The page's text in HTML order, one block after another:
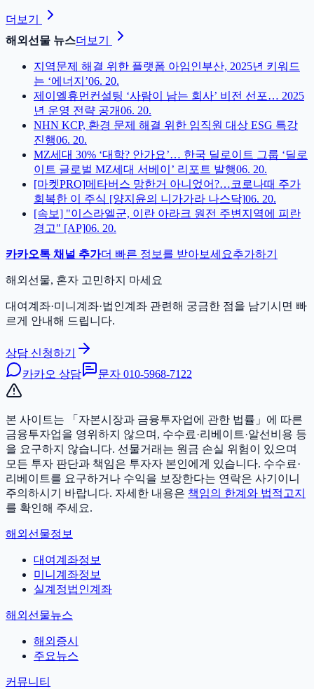
더보기
해외선물 뉴스더보기
지역문제 해결 위한 플랫폼 아임인부산, 2025년 키워드
는 ‘에너지’06. 20.
제이엘휴먼컨설팅 ‘사람이 남는 회사’ 비전 선포… 2025
년 운영 전략 공개06. 20.
NHN KCP, 환경 문제 해결 위한 임직원 대상 ESG 특강
진행06. 20.
MZ세대 30% ‘대학? 안가요’… 한국 딜로이트 그룹 ‘딜로
이트 글로벌 MZ세대 서베이’ 리포트 발행06. 20.
[마켓PRO]메타버스 망한거 아니었어?…코로나때 주가
회복한 이 주식 [양지윤의 니가가라 나스닥]06. 20.
[속보] "이스라엘군, 이란 아라크 원전 주변지역에 피란
경고" [AP]06. 20.
카카오톡 채널 추가더 빠른 정보를 받아보세요추가하기
해외선물, 혼자 고민하지 마세요
대여계좌·미니계좌·법인계좌 관련해 궁금한 점을 남기시면 빠
르게 안내해 드립니다.
상담 신청하기
카카오 상담
문자 010-5968-7122
본 사이트는 「자본시장과 금융투자업에 관한 법률」에 따른
금융투자업을 영위하지 않으며, 수수료·리베이트·알선비용 등
을 요구하지 않습니다. 선물거래는 원금 손실 위험이 있으며
모든 투자 판단과 책임은 투자자 본인에게 있습니다. 수수료·
리베이트를 요구하거나 수익을 보장한다는 연락은 사기이니
주의하시기 바랍니다. 자세한 내용은 책임의 한계와 법적고지
를 확인해 주세요.
해외선물정보
대여계좌정보
미니계좌정보
실계정법인계좌
해외선물뉴스
해외증시
주요뉴스
커뮤니티